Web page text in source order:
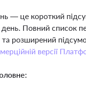
— це короткий
день. Повний список
розширений
версії